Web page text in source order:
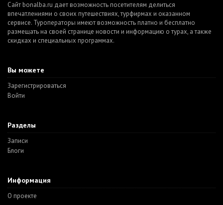
Сайт bonalba.ru дает возможность посетителям делиться
впечатлениями о своих путешествиях, турфирмах и оказанном
сервисе. Туроператоры имеют возможность платно и бесплатно
размещать на своей странице новости и информацию о турах, а также
скидках и специальных программах.
Вы можете
Зарегистрироваться
Войти
Разделы
Записи
Блоги
Информация
О проекте